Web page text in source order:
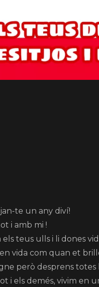
te un any diví!
i amb mi !
teus ulls i li dones
vida com quan et
però desprens totes
i els demés, vivim en